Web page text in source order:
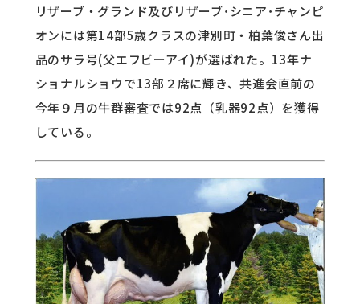
リザーブ・グランド及びリザーブ･シニア･チャンピ
オンには第14部5歳クラスの津別町・柏葉俊さん出
品のサラ号(父エフビーアイ)が選ばれた。13年ナ
ショナルショウで13部２席に輝き、共進会直前の
今年９月の牛群審査では92点（乳器92点）を獲得
している。